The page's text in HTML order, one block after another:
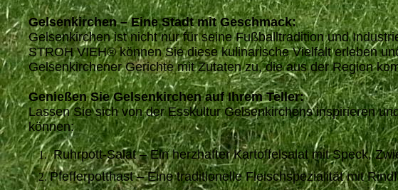
Gelsenkirchen – Eine Stadt mit Geschmack:
Gelsenkirchen ist nicht nur für seine Fußballtradition und
STROH VIEH® können Sie diese kulinarische Vielfalt erleben
Gelsenkirchener Gerichte mit Zutaten zu, die aus der Region
Genießen Sie Gelsenkirchen auf Ihrem Teller:
Lassen Sie sich von der Esskultur Gelsenkirchens inspirieren
können:
Ruhrpott-Salat – Ein herzhafter Kartoffelsalat mit Speck,
Pfefferpotthast – Eine traditionelle Fleischspezialität mit